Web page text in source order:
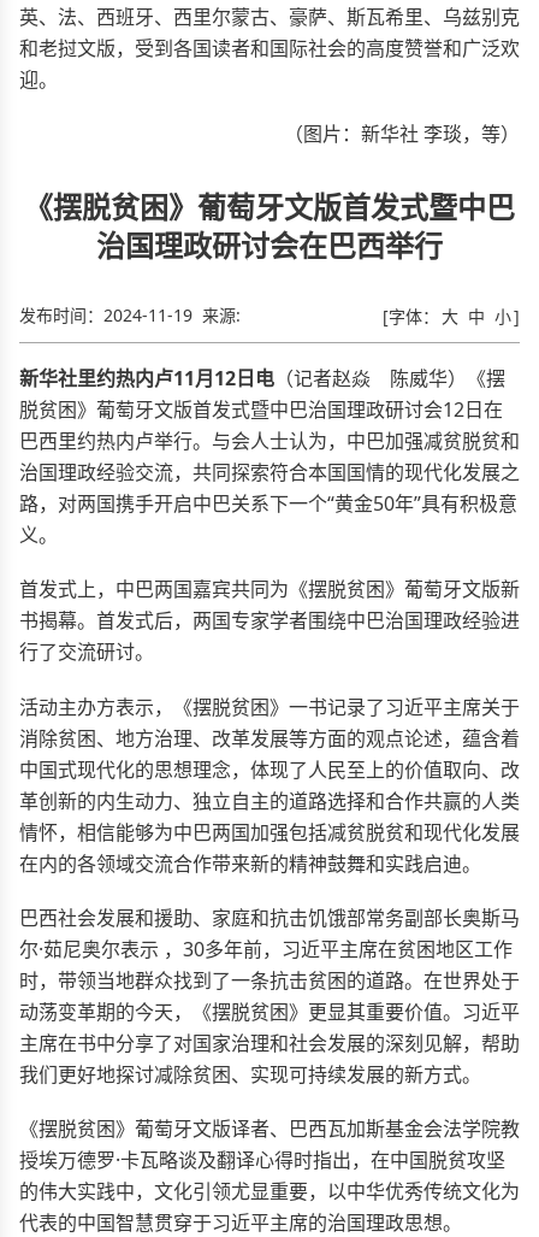
英、法、西班牙、西里尔蒙古、豪萨、斯瓦希里、乌兹别克
和老挝文版，受到各国读者和国际社会的高度赞誉和广泛欢
迎。
（图片：新华社 李琰，等）
《摆脱贫困》葡萄牙文版首发式暨中巴
治国理政研讨会在巴西举行
发布时间： 2024-11-19 来源: [字体： 大 中 小]
新华社里约热内卢11月12日电 （记者赵焱 陈威华）《摆
脱贫困》葡萄牙文版首发式暨中巴治国理政研讨会12日在
巴西里约热内卢举行。与会人士认为，中巴加强减贫脱贫和
治国理政经验交流，共同探索符合本国国情的现代化发展之
路，对两国携手开启中巴关系下一个“黄金50年”具有积极意
义。
首发式上，中巴两国嘉宾共同为《摆脱贫困》葡萄牙文版新
书揭幕。首发式后，两国专家学者围绕中巴治国理政经验进
行了交流研讨。
活动主办方表示，《摆脱贫困》一书记录了习近平主席关于
消除贫困、地方治理、改革发展等方面的观点论述，蕴含着
中国式现代化的思想理念，体现了人民至上的价值取向、改
革创新的内生动力、独立自主的道路选择和合作共赢的人类
情怀，相信能够为中巴两国加强包括减贫脱贫和现代化发展
在内的各领域交流合作带来新的精神鼓舞和实践启迪。
巴西社会发展和援助、家庭和抗击饥饿部常务副部长奥斯马
尔·茹尼奥尔表示 ，30多年前，习近平主席在贫困地区工作
时，带领当地群众找到了一条抗击贫困的道路。在世界处于
动荡变革期的今天，《摆脱贫困》更显其重要价值。习近平
主席在书中分享了对国家治理和社会发展的深刻见解，帮助
我们更好地探讨减除贫困、实现可持续发展的新方式。
《摆脱贫困》葡萄牙文版译者、巴西瓦加斯基金会法学院教
授埃万德罗·卡瓦略谈及翻译心得时指出，在中国脱贫攻坚
的伟大实践中，文化引领尤显重要，以中华优秀传统文化为
代表的中国智慧贯穿于习近平主席的治国理政思想。